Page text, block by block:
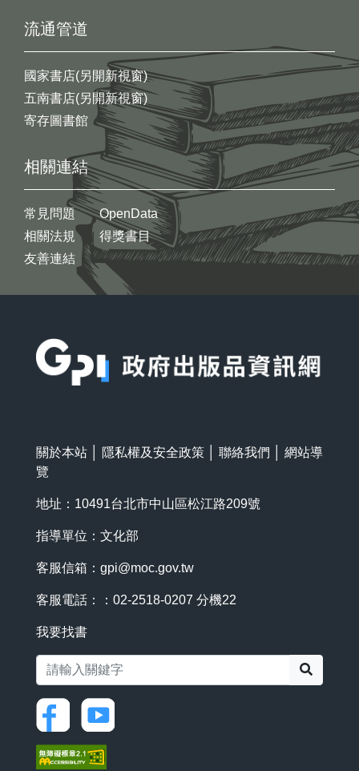
流通管道
國家書店(另開新視窗)
五南書店(另開新視窗)
寄存圖書館
相關連結
常見問題
相關法規
友善連結
OpenData
得獎書目
關於本站 隱私權及安全政策 聯絡我們
網站導
覽
地址：10491台北市中山區松江路209號
指導單位：文化部
客服信箱： gpi@moc.gov.tw
客服電話：：02-2518-0207 分機22
我要找書